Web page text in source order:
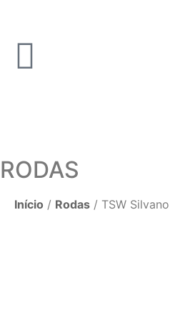
RODAS
Início / Rodas / TSW Silvano